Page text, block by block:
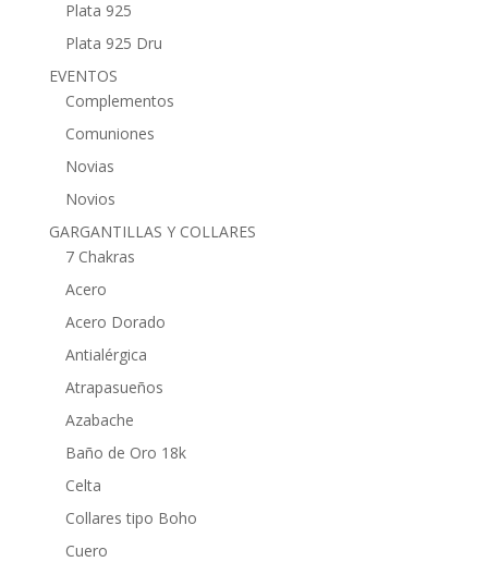
Plata 925
Plata 925 Dru
EVENTOS
Complementos
Comuniones
Novias
Novios
GARGANTILLAS Y COLLARES
7 Chakras
Acero
Acero Dorado
Antialérgica
Atrapasueños
Azabache
Baño de Oro 18k
Celta
Collares tipo Boho
Cuero